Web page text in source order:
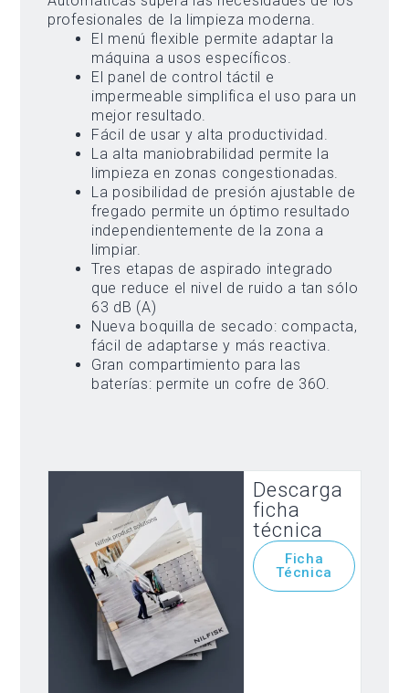
profesionales de la limpieza moderna.
El menú flexible permite adaptar la
máquina a usos específicos.
El panel de control táctil e
impermeable simplifica el uso para un
mejor resultado.
Fácil de usar y alta productividad.
La alta maniobrabilidad permite la
limpieza en zonas congestionadas.
La posibilidad de presión ajustable de
fregado permite un óptimo resultado
independientemente de la zona a
limpiar.
Tres etapas de aspirado integrado
que reduce el nivel de ruido a tan sólo
63 dB (A)
Nueva boquilla de secado: compacta,
fácil de adaptarse y más reactiva.
Gran compartimiento para las
baterías: permite un cofre de 36O.
Descarga
ficha
técnica
Ficha
Técnica